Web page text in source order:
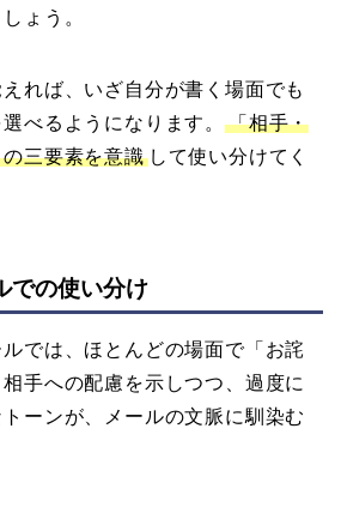
ょう。
れば、いざ自分が書く場面でも
べるようになります。
「相手・
三要素を意識して使い分けてく
での使い分け
では、ほとんどの場面で「お詫
手への配慮を示しつつ、過度に
ーンが、メールの文脈に馴染む